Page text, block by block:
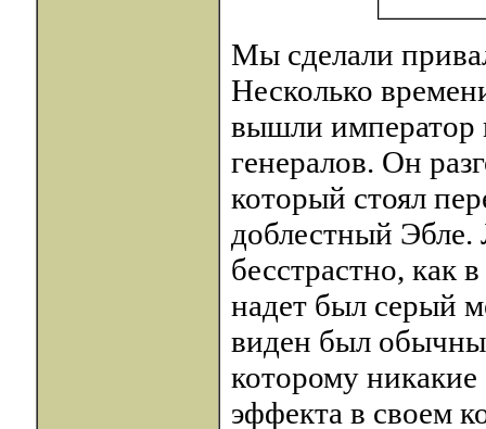
Мы сделали
Несколько
вышли император
генералов. Он
который стоял
доблестный
бесстрастно, как
надет был серый
виден был
которому никакие
эффекта в своем